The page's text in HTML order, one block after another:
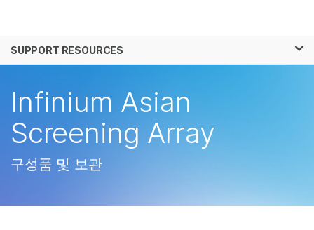
솔루션
회사
지원
SUPPORT RESOURCES
Infinium Asian
Screening Array
구성품 및 보관
보다 관련성이 높은 콘텐츠를 확인하실 수 있
습니다. 주요 관심 분야를 선택해 주세요:
암 연구
미생물학 연구
농업유전체학 연구
복합 질환 연구
생식 보건 연구
유전 및 희귀 질환 연
구